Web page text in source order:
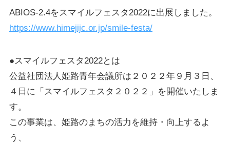
ABIOS-2.4をスマイルフェスタ2022に出展しました。
https://www.himejijc.or.jp/smile-festa/
●スマイルフェスタ2022とは
公益社団法人姫路青年会議所は２０２２年９月３日、
４日に「スマイルフェスタ２０２２」を開催いたしま
す。
この事業は、姫路のまちの活力を維持・向上するよ
う、